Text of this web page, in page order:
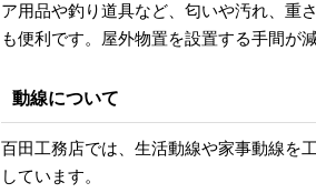
ア用品や釣り道具など、匂いや汚れ、重
も便利です。屋外物置を設置する手間が
動線について
百田工務店では、生活動線や家事動線を
しています。